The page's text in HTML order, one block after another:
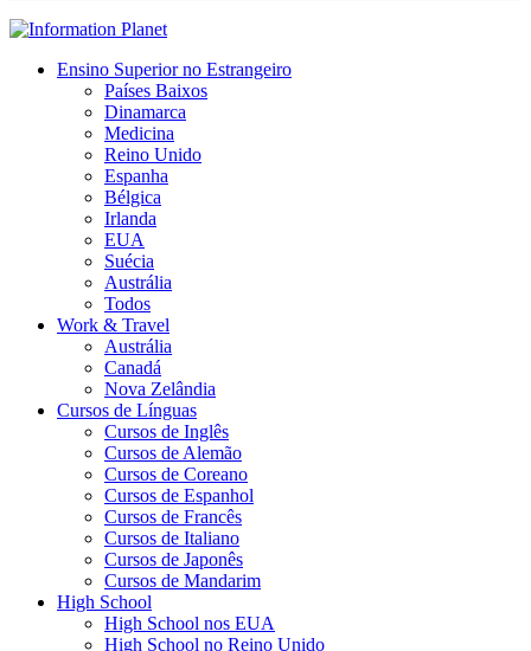
Ensino Superior no Estrangeiro
Países Baixos
Dinamarca
Medicina
Reino Unido
Espanha
Bélgica
Irlanda
EUA
Suécia
Austrália
Todos
Work & Travel
Austrália
Canadá
Nova Zelândia
Cursos de Línguas
Cursos de Inglês
Cursos de Alemão
Cursos de Coreano
Cursos de Espanhol
Cursos de Francês
Cursos de Italiano
Cursos de Japonês
Cursos de Mandarim
High School
High School nos EUA
High School no Reino Unido